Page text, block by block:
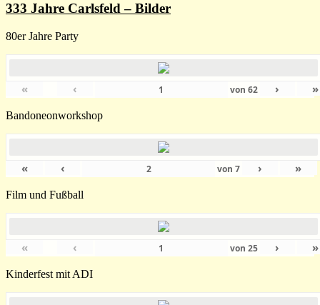
333 Jahre Carlsfeld – Bilder
80er Jahre Party
« ‹ von 62 › »
Bandoneonworkshop
« ‹ von7 › »
Film und Fußball
« ‹ von 25 › »
Kinderfest mit ADI